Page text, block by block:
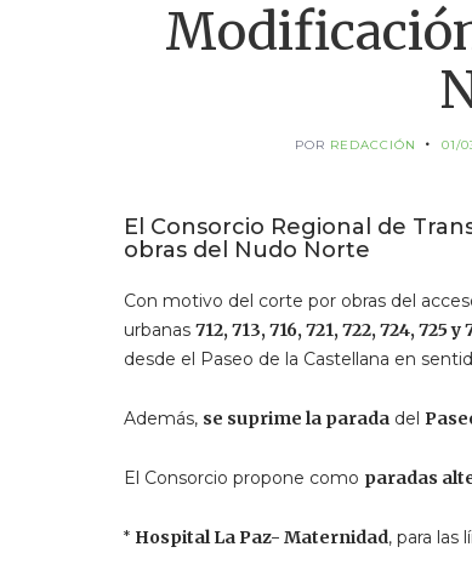
POR REDACCIÓN 01/
El Consorcio Regional de
obras del Nudo Norte
Con motivo del corte por obras del
urbanas 712, 713, 716, 721, 722, 724, 725 y
desde el Paseo de la Castellana en
Además, se suprime la parada del
El Consorcio propone como paradas
* Hospital La Paz- Maternidad, para las